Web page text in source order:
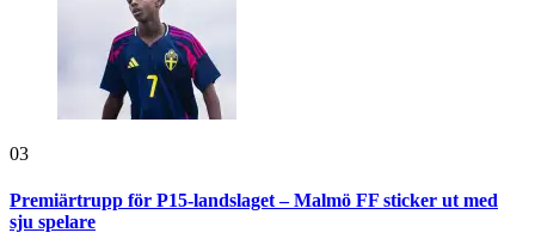
03
Premiärtrupp för P15-landslaget – Malmö FF sticker ut med
sju spelare